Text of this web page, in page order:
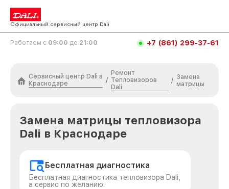
Официальный сервисный центр Dali
Работаем с 09:00 до 21:00 +7 (861) 299-37-61
Сервисный центр Dali в
Краснодаре
/
Ремонт
Тепловизоров
Dali
/ Замена
матрицы
Замена матрицы тепловизора
Dali в Краснодаре
Бесплатная диагностика
Бесплатная диагностика тепловизора Dali,
а сервис по желанию.